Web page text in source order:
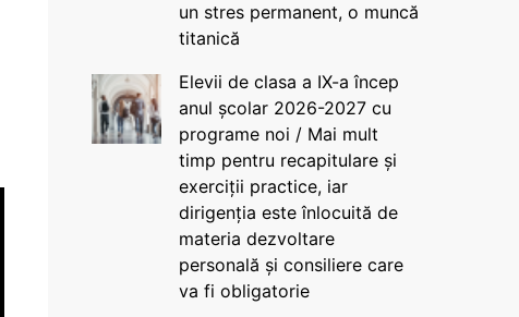
un stres permanent, o muncă
titanică
Elevii de clasa a IX-a încep
anul școlar 2026-2027 cu
programe noi / Mai mult
timp pentru recapitulare și
exerciții practice, iar
dirigenția este înlocuită de
materia dezvoltare
personală și consiliere care
va fi obligatorie